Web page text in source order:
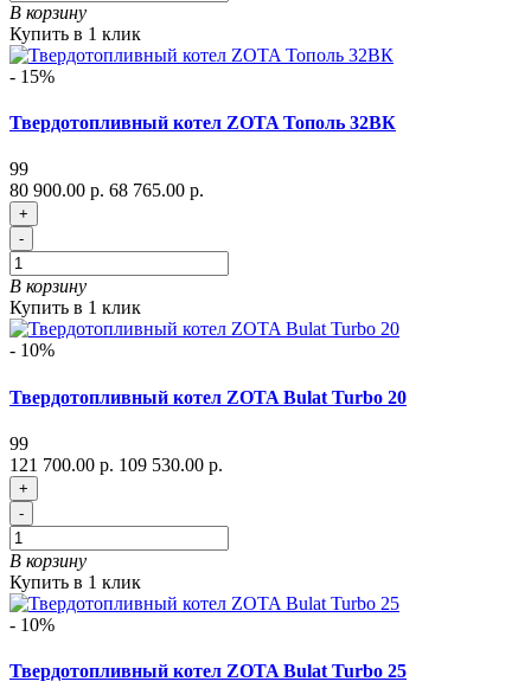
В корзину
Купить в 1 клик
- 15%
Твердотопливный котел ZOTA Тополь 32ВК
99
80 900.00 р. 68 765.00 р.
+
-
В корзину
Купить в 1 клик
- 10%
Твердотопливный котел ZOTA Bulat Turbo 20
99
121 700.00 р. 109 530.00 р.
+
-
В корзину
Купить в 1 клик
- 10%
Твердотопливный котел ZOTA Bulat Turbo 25